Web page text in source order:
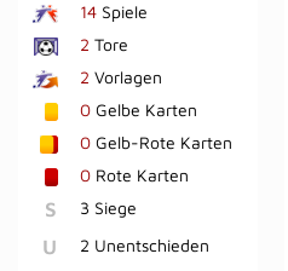
14 Spiele
2 Tore
2 Vorlagen
0 Gelbe Karten
0 Gelb-Rote Karten
0 Rote Karten
S 3 Siege
U 2 Unentschieden